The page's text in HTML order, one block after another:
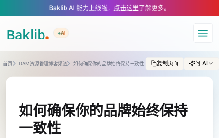
A Markdown version of this page is available at https://
Baklib AI 能力上线啦， 点击这里了解更多。
+AI
导航
首页 DAM资源管理博客频道 如何确保你的品牌始终保持一致性 复制页面 问 AI
如何确保你的品牌始终保持
一致性